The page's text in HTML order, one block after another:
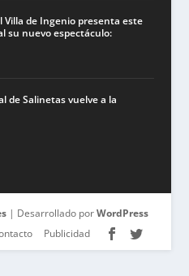
Villa de Ingenio presenta este
su nuevo espectáculo:
de Salinetas vuelve a la
| Desarrollado porWordPress
Publicidad